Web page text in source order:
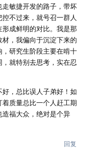
敏捷开发的路子，带坏
不过来，就号召一群人
成鲜明的对比。我是那
，我偏向于沉淀下来的
研究生阶段主要在啃十
就特别去思考，实在忍
，总比误人子弟好！如
质量总比一个人赶工期
福大众，绝对是个异
回复